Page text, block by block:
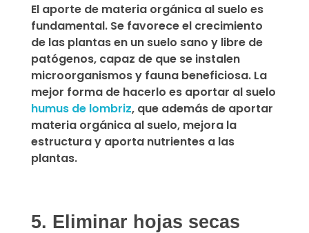
El aporte de materia orgánica al suelo es
fundamental. Se favorece el crecimiento
de las plantas en un suelo sano y libre de
patógenos, capaz de que se instalen
microorganismos y fauna beneficiosa. La
mejor forma de hacerlo es aportar al suelo
humus de lombriz, que además de aportar
materia orgánica al suelo, mejora la
estructura y aporta nutrientes a las
plantas.
5. Eliminar hojas secas